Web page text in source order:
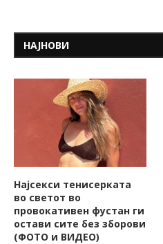
НАЈНОВИ
Најсекси тенисерката
во светот во
провокативен фустан ги
остави сите без зборови
(ФОТО и ВИДЕО)